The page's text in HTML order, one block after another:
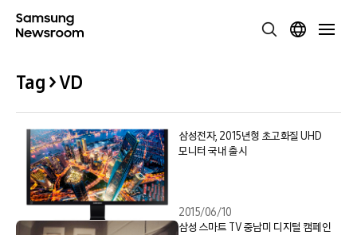
Tag > VD
삼성전자, 2015년형 초고화질 UHD
모니터 국내 출시
2015/06/10
삼성 스마트 TV 중남미 디지털 캠페인